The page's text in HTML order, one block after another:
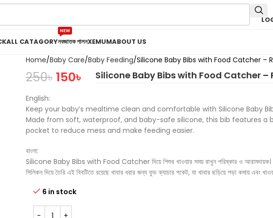
ALL CATAGORYনবজাতক পালন
NEW
XEMUMABOUT US
Home Baby Care Baby Feeding Silicone Baby Bibs with Food Catcher –
250৳ 150৳ Silicone Baby Bibs with Food Catcher –
English:
Keep your baby’s mealtime clean and comfortable with Silicone Baby
Made from soft, waterproof, and baby-safe silicone, this bib features
pocket to reduce mess and make feeding easier.
বাংলা:
Silicone Baby Bibs with Food Catcher দিয়ে শিশুর খাওয়ার সময় রাখুন পরিষ্কার ও আরামদায়ক।
সিলিকন দিয়ে তৈরি এই বিবটিতে রয়েছে খাবার ধরার জন্য ফুড ক্যাচার পকেট, যা খাবার ছড়িয়ে পড়া কমায় এবং
6 in stock